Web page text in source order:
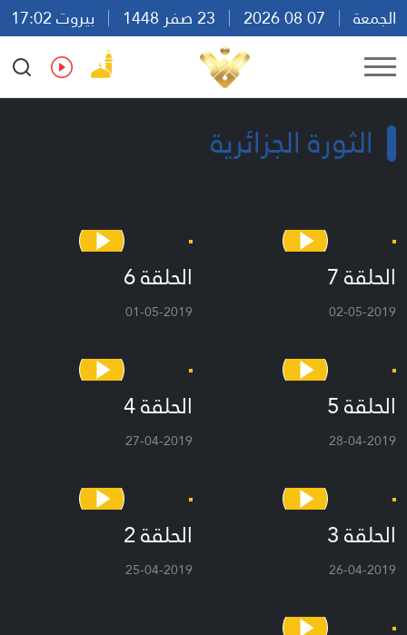
الجمعة
بيروت 17:02
Ar
En Fr Es
الثورة الجزائرية
الحلقة 7
02-05-2019
الحلقة 6
01-05-2019
الحلقة 5
28-04-2019
الحلقة 4
27-04-2019
الحلقة 3
26-04-2019
الحلقة 2
25-04-2019